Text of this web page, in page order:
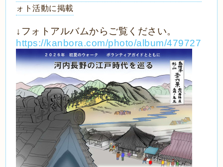
ォト活動に掲載
↓フォトアルバムからご覧ください。
https://kanbora.com/photo/album/479727